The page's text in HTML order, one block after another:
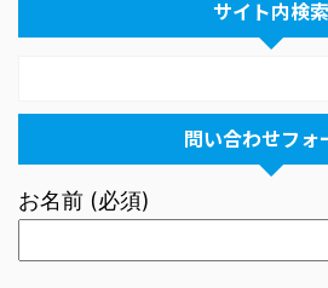
サイト内検索
問い合わせフォ
お名前 (必須)